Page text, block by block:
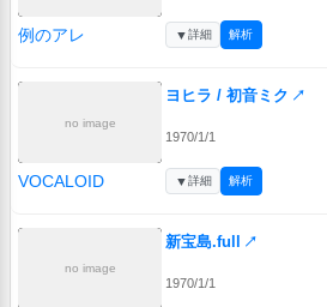
例のアレ ▼詳細 解析
no image
ヨヒラ / 初音ミク ↗
1970/1/1
VOCALOID ▼詳細 解析
no image
新宝島.full ↗
1970/1/1